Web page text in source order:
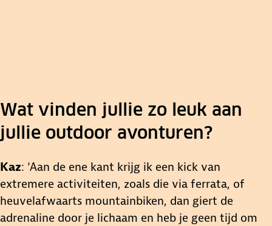
Wat vinden jullie zo leuk aan
jullie outdoor avonturen?
Kaz: ‘Aan de ene kant krijg ik een kick van
extremere activiteiten, zoals die via ferrata, of
heuvelafwaarts mountainbiken, dan giert de
adrenaline door je lichaam en heb je geen tijd om